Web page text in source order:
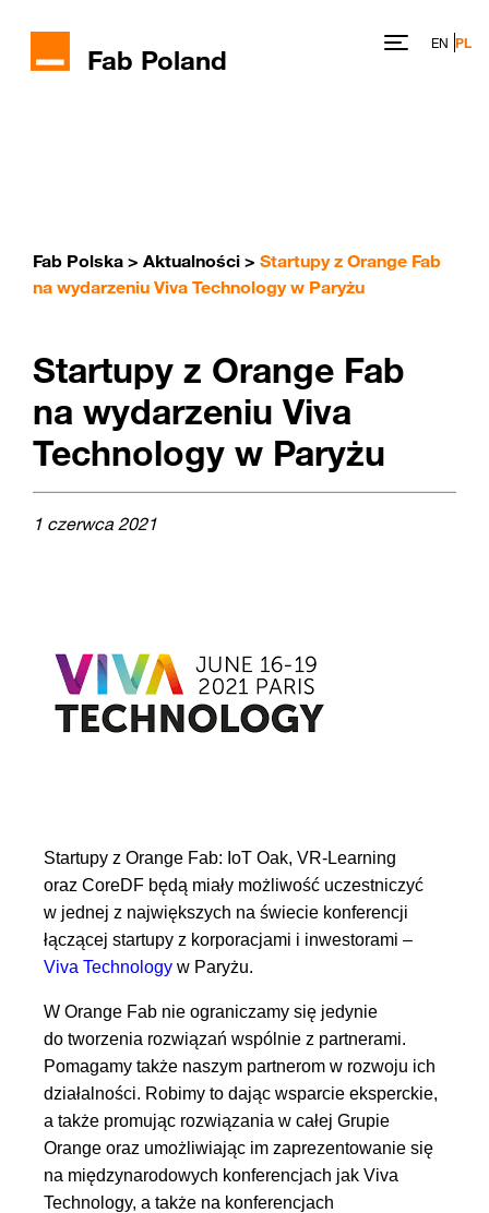
Fab Poland
EN PL
Fab Polska > Aktualności > Startupy z Orange Fab
na wydarzeniu Viva Technology w Paryżu
Startupy z Orange Fab
na wydarzeniu Viva
Technology w Paryżu
1 czerwca 2021
Startupy z Orange Fab: IoT Oak, VR-Learning
oraz CoreDF będą miały możliwość uczestniczyć
w jednej z największych na świecie konferencji
łączącej startupy z korporacjami i inwestorami –
Viva Technology w Paryżu.
W Orange Fab nie ograniczamy się jedynie
do tworzenia rozwiązań wspólnie z partnerami.
Pomagamy także naszym partnerom w rozwoju ich
działalności. Robimy to dając wsparcie eksperckie,
a także promując rozwiązania w całej Grupie
Orange oraz umożliwiając im zaprezentowanie się
na międzynarodowych konferencjach jak Viva
Technology, a także na konferencjach